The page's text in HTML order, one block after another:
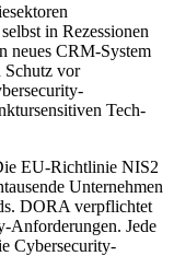
in Rezessionen
neues CRM-System
vor
Tech-
EU-Richtlinie NIS2
Unternehmen
DORA verpflichtet
Anforderungen. Jede
Cybersecurity-